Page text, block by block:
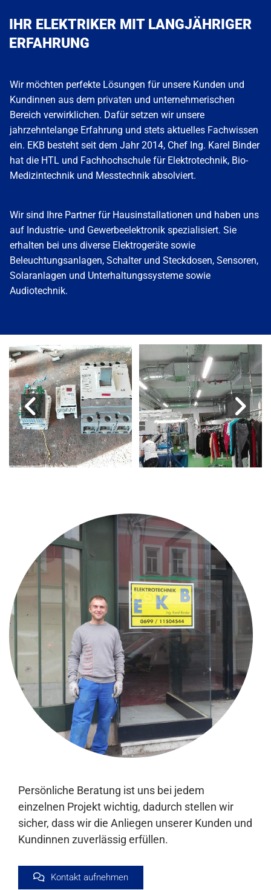
IHR ELEKTRIKER MIT LANGJÄHRIGER
ERFAHRUNG
Wir möchten perfekte Lösungen für unsere Kunden und
Kundinnen aus dem privaten und unternehmerischen
Bereich verwirklichen. Dafür setzen wir unsere
jahrzehntelange Erfahrung und stets aktuelles Fachwissen
ein. EKB besteht seit dem Jahr 2014, Chef Ing. Karel Binder
hat die HTL und Fachhochschule für Elektrotechnik, Bio-
Medizintechnik und Messtechnik absolviert.
Wir sind Ihre Partner für Hausinstallationen und haben uns
auf Industrie- und Gewerbeelektronik spezialisiert. Sie
erhalten bei uns diverse Elektrogeräte sowie
Beleuchtungsanlagen, Schalter und Steckdosen, Sensoren,
Solaranlagen und Unterhaltungssysteme sowie
Audiotechnik.
Persönliche Beratung ist uns bei jedem
einzelnen Projekt wichtig, dadurch stellen wir
sicher, dass wir die Anliegen unserer Kunden und
Kundinnen zuverlässig erfüllen.
Kontakt aufnehmen